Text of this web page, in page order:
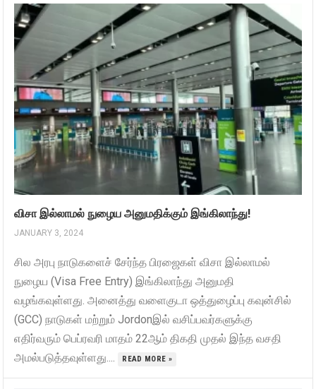
விசா இல்லாமல் நுழைய அனுமதிக்கும் இங்கிலாந்து!
JANUARY 3, 2024
சில அரபு நாடுகளைச் சேர்ந்த பிரஜைகள் விசா இல்லாமல்
நுழைய (Visa Free Entry) இங்கிலாந்து அனுமதி
வழங்கவுள்ளது. அனைத்து வளைகுடா ஒத்துழைப்பு கவுன்சில்
(GCC) நாடுகள் மற்றும் Jordonஇல் வசிப்பவர்களுக்கு
எதிர்வரும் பெப்ரவரி மாதம் 22ஆம் திகதி முதல் இந்த வசதி
அமல்படுத்தவுள்ளது....
READ MORE »